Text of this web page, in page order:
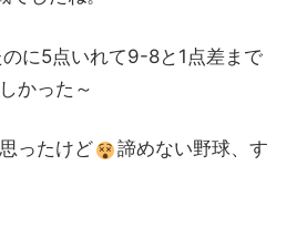
に5点いれて9-8と1点差まで
かった～
ったけど
諦めない野球、す